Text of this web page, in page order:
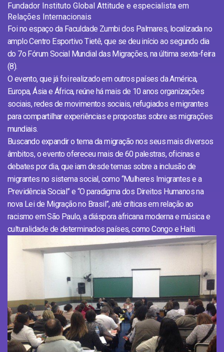
Fundador Instituto Global Attitude e especialista em
Relações Internacionais
Foi no espaço da Faculdade Zumbi dos Palmares, localizada no
amplo Centro Esportivo Tietê, que se deu início ao segundo dia
do 7o Fórum Social Mundial das Migrações, na última sexta-feira
(8).
O evento, que já foi realizado em outros países da América,
Europa, Ásia e África, reúne há mais de 10 anos organizações
sociais, redes de movimentos sociais, refugiados e migrantes
para compartilhar experiências e propostas sobre as migrações
mundiais.
Buscando expandir o tema da migração nos seus mais diversos
âmbitos, o evento ofereceu mais de 60 palestras, oficinas e
debates por dia, que iam desde temas sobre a inclusão de
migrantes no sistema social, como “Mulheres Imigrantes e a
Previdência Social” e “O paradigma dos Direitos Humanos na
nova Lei de Migração no Brasil”, até críticas em relação ao
racismo em São Paulo, a diáspora africana moderna e música e
culturalidade de determinados países, como Congo e Haiti.